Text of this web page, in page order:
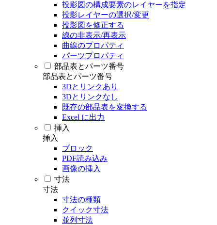
投影図の構成要素のレイヤーを指定
投影レイヤーの選択/変更
投影図を修正する
線の非表示/再表示
曲線のプロパティ
パーツプロパティ
部品表とパーツ番号
部品表とパーツ番号
3Dとリンクあり
3Dとリンクなし
既存の部品表を変換する
Excel に出力
挿入
挿入
ブロック
PDF読み込み
画像の挿入
寸法
寸法
寸法の種類
クイック寸法
並列寸法